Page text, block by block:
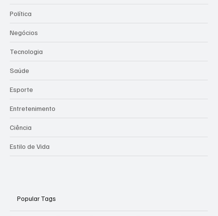
Política
Negócios
Tecnologia
Saúde
Esporte
Entretenimento
Ciência
Estilo de Vida
Popular Tags